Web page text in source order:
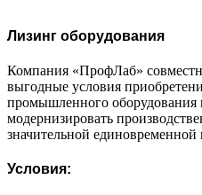
Лизинг оборудования
Компания «ПрофЛаб»
выгодные условия
промышленного оборудования
модернизировать
значительной единовременной
Условия: